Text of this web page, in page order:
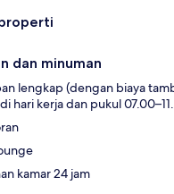
dan minuman
lengkap (dengan biaya
hari kerja dan pukul
kamar 24 jam